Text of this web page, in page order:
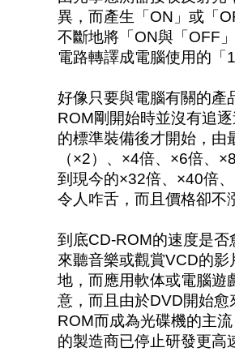
異，而產生「ON」或「
不斷地將「ON與「OFF
電路轉譯成電腦使用的「
好像只要與電腦有關的產
ROM剛開始時並沒有追
的標準裝備後才開始，由
（×2）、×4倍、×6倍、
到現今的×32倍、×40倍
令人咋舌，而且價格卻不
到底CD-ROM的速度是
來聽音樂或觀賞VCD的
地，而應用軟体或電腦遊
意，而且由於DVD開始
ROM而成為光碟機的主
的製造商已停止研發更高